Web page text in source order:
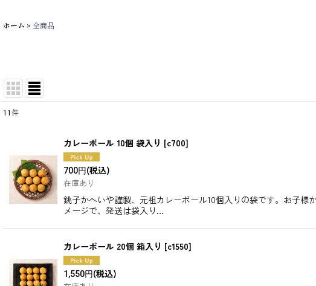
ホーム > 全商品
並び順:
11 件
カレーボール 10個 袋入り [c700]
700円(税込)
在庫あり
銚子かへいや謹製、元祖カレーボール10個入りの袋です。お子
メージで、発送は袋入り…
カレーボール 20個 箱入り [c1550]
1,550円(税込)